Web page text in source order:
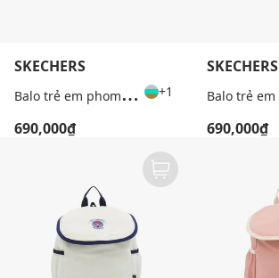
SKECHERS
B
alo trẻ em phom chữ nhật phối màu +1
690,000₫
SKECHERS
690,000₫